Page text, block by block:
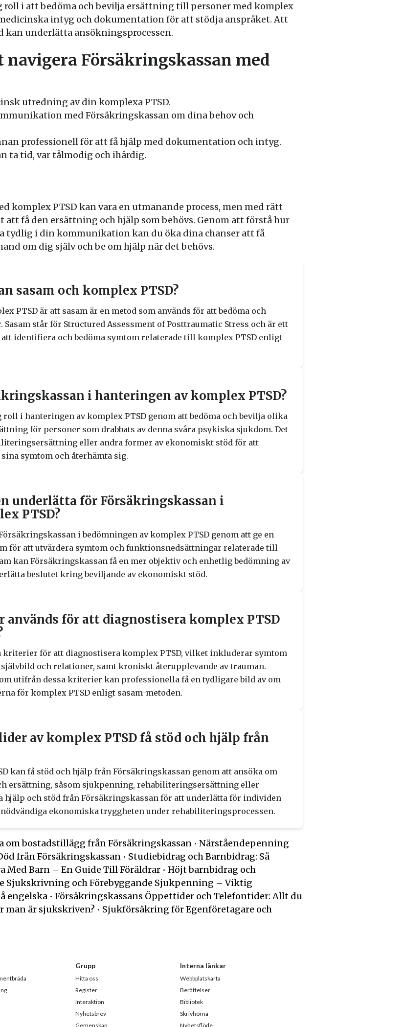
roll i att bedöma och bevilja ersättning till personer med komplex
intyg och dokumentation för att stödja anspråket. Att
kan underlätta ansökningsprocessen.
Försäkringskassan med
utredning av din komplexa PTSD.
med Försäkringskassan om dina behov och
professionell för att få hjälp med dokumentation och intyg.
ta tid, var tålmodig och ihärdig.
komplex PTSD kan vara en utmanande process, men med rätt
att få den ersättning och hjälp som behövs. Genom att förstå hur
tydlig i din kommunikation kan du öka dina chanser att få
om dig själv och be om hjälp när det behövs.
sasam och komplex PTSD?
PTSD är att sasam är en metod som används för att bedöma och
står för Structured Assessment of Posttraumatic Stress och är ett
identifiera och bedöma symtom relaterade till komplex PTSD enligt
i hanteringen av komplex PTSD?
i hanteringen av komplex PTSD genom att bedöma och bevilja olika
för personer som drabbats av denna svåra psykiska sjukdom. Det
eller andra former av ekonomiskt stöd för att
symtom och återhämta sig.
underlätta för Försäkringskassan i
PTSD?
i bedömningen av komplex PTSD genom att ge en
för att utvärdera symtom och funktionsnedsättningar relaterade till
kan Försäkringskassan få en mer objektiv och enhetlig bedömning av
beslutet kring beviljande av ekonomiskt stöd.
för att diagnostisera komplex PTSD
kriterier för att diagnostisera komplex PTSD, vilket inkluderar symtom
och relationer, samt kroniskt återupplevande av trauman.
utifrån dessa kriterier kan professionella få en tydligare bild av om
för komplex PTSD enligt sasam-metoden.
av komplex PTSD få stöd och hjälp från
kan få stöd och hjälp från Försäkringskassan genom att ansöka om
ersättning, såsom sjukpenning, rehabiliteringsersättning eller
hjälp och stöd från Försäkringskassan för att underlätta för individen
ekonomiska tryggheten under rehabiliteringsprocessen.
om bostadstillägg från Försäkringskassan • Närståendepenning
från Försäkringskassan • Studiebidrag och Barnbidrag: Så
Med Barn – En Guide Till Föräldrar • Höjt barnbidrag och
Sjukskrivning och Förebyggande Sjukpenning – Viktig
engelska • Försäkringskassans Öppettider och Telefontider: Allt du
man är sjukskriven? • Sjukförsäkring för Egenföretagare och
Grupp
Hitta oss
Register
Interaktion
Nyhetsbrev
Gemenskap
Interna länkar
Webbplatskarta
Berättelser
Bibliotek
Skrivhörna
Nyhetsflöde